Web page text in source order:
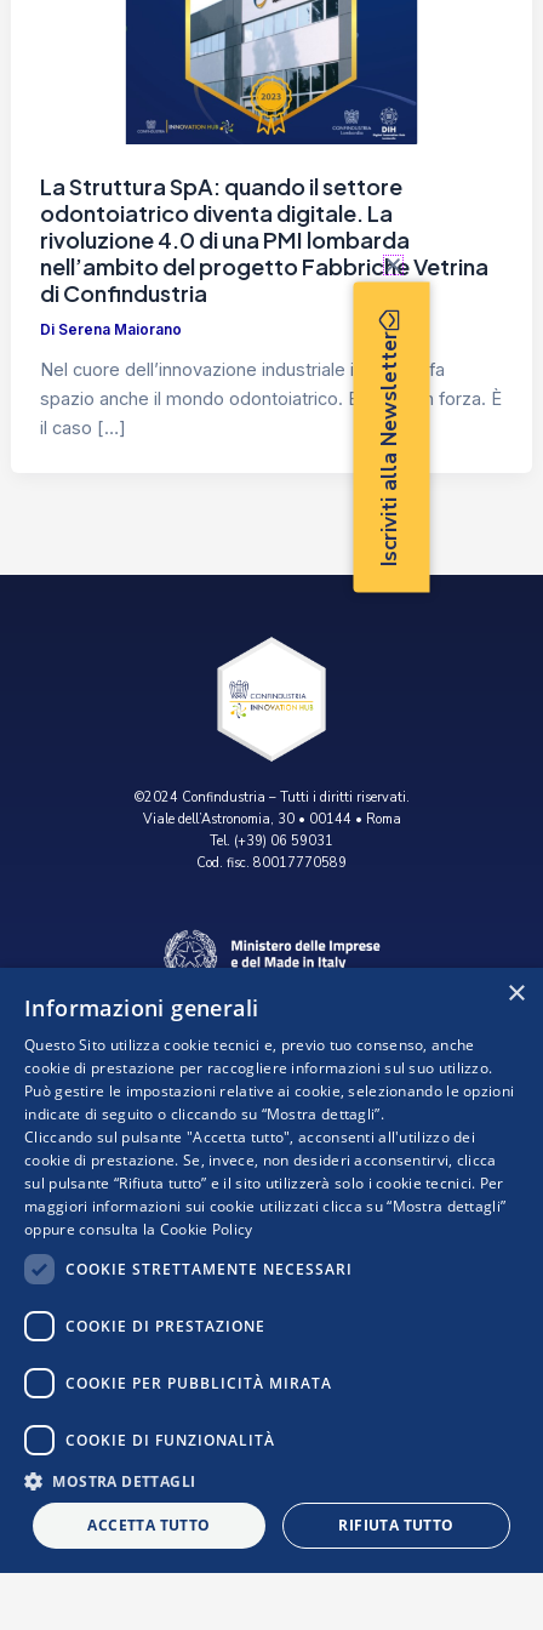
La Struttura SpA: quando il settore
odontoiatrico diventa digitale. La
rivoluzione 4.0 di una PMI lombarda
nell’ambito del progetto Fabbriche Vetrina
di Confindustria
Di Serena Maiorano
Nel cuore dell’innovazione industriale italiana si fa
spazio anche il mondo odontoiatrico. E lo fa con forza. È
il caso […]
©2024 Confindustria – Tutti i diritti riservati.
Viale dell’Astronomia, 30 • 00144 • Roma
Tel. (+39) 06 59031
Cod. fisc. 80017770589
Progetto realizzato da:
I punti di vista e le opinioni espresse sono solo quelli degli autori e non riflettono
necessariamente quelli dell’Unione Europea o della Commissione Europea. Né l’Unione
Privacy Policy|Cookie Policy
Newsletter| Confindustria
i
×
Informazioni generali
Questo Sito utilizza cookie tecnici e, previo tuo consenso, anche
cookie di prestazione per raccogliere informazioni sul suo utilizzo.
Può gestire le impostazioni relative ai cookie, selezionando le opzioni
indicate di seguito o cliccando su “Mostra dettagli”.
Cliccando sul pulsante "Accetta tutto", acconsenti all'utilizzo dei
cookie di prestazione. Se, invece, non desideri acconsentirvi, clicca
sul pulsante “Rifiuta tutto” e il sito utilizzerà solo i cookie tecnici. Per
maggiori informazioni sui cookie utilizzati clicca su “Mostra dettagli”
oppure consulta la Cookie Policy
COOKIE STRETTAMENTE NECESSARI
COOKIE DI PRESTAZIONE
COOKIE PER PUBBLICITÀ MIRATA
COOKIE DI FUNZIONALITÀ
MOSTRA DETTAGLI
ACCETTA TUTTO RIFIUTA TUTTO
Iscriviti alla Newsletter